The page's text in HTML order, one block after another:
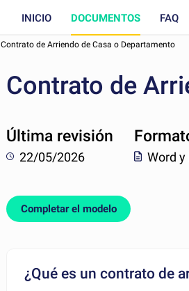
INICIO DOCUMENTOS FAQ
Contrato de Arriendo de Casa o Departamento
Contrato de
Última revisión
22/05/2026 Word y
Completar el modelo
¿Qué es un contrato de